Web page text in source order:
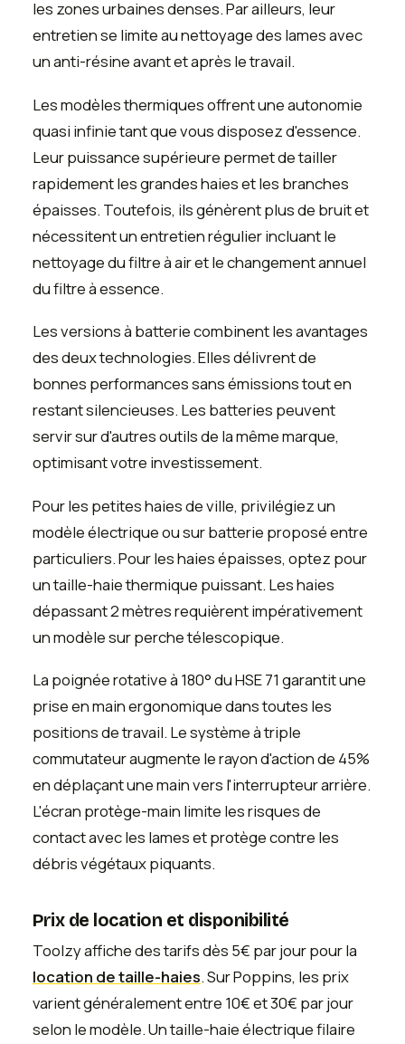
les zones urbaines denses. Par ailleurs, leur
entretien se limite au nettoyage des lames avec
un anti-résine avant et après le travail.
Les modèles thermiques offrent une autonomie
quasi infinie tant que vous disposez d'essence.
Leur puissance supérieure permet de tailler
rapidement les grandes haies et les branches
épaisses. Toutefois, ils génèrent plus de bruit et
nécessitent un entretien régulier incluant le
nettoyage du filtre à air et le changement annuel
du filtre à essence.
Les versions à batterie combinent les avantages
des deux technologies. Elles délivrent de
bonnes performances sans émissions tout en
restant silencieuses. Les batteries peuvent
servir sur d'autres outils de la même marque,
optimisant votre investissement.
Pour les petites haies de ville, privilégiez un
modèle électrique ou sur batterie proposé entre
particuliers. Pour les haies épaisses, optez pour
un taille-haie thermique puissant. Les haies
dépassant 2 mètres requièrent impérativement
un modèle sur perche télescopique.
La poignée rotative à 180° du HSE 71 garantit une
prise en main ergonomique dans toutes les
positions de travail. Le système à triple
commutateur augmente le rayon d'action de 45%
en déplaçant une main vers l'interrupteur arrière.
L'écran protège-main limite les risques de
contact avec les lames et protège contre les
débris végétaux piquants.
Prix de location et disponibilité
Toolzy affiche des tarifs dès 5€ par jour pour la
location de taille-haies. Sur Poppins, les prix
varient généralement entre 10€ et 30€ par jour
selon le modèle. Un taille-haie électrique filaire